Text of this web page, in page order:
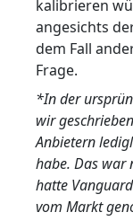
kalibrieren
angesichts
dem Fall
Frage.
*In der
wir
Anbietern
habe. Das war
hatte
vom Markt